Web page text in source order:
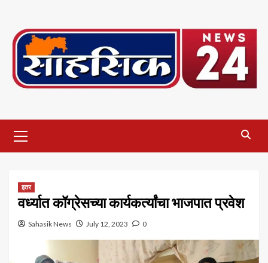
content
Menu
इतर
वर्ध्यात कॉग्रेसच्या कार्यकर्त्यांचा भाजपात प्रवेश
Sahasik News July 12, 2023 0